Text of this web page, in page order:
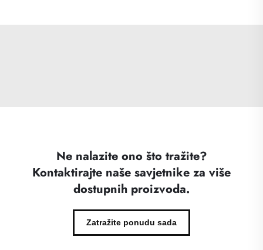
Ne nalazite ono što tražite?
Kontaktirajte naše savjetnike za više
dostupnih proizvoda.
Zatražite ponudu sada